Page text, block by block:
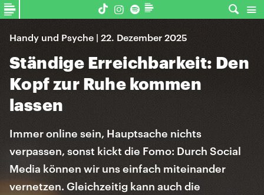
Handy und Psyche | 22. Dezember 2025
Ständige Erreichbarkeit: Den
Kopf zur Ruhe kommen
lassen
Immer online sein, Hauptsache nichts
verpassen, sonst kickt die Fomo: Durch Social
Media können wir uns einfach miteinander
vernetzen. Gleichzeitig kann auch die